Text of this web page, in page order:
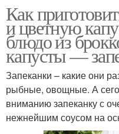
Как
и цветную
блюдо из
капусты —
Запеканки – какие они
рыбные, овощные. А
вниманию запеканку с
нежнейшим соусом на